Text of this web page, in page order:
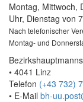
Montag, Mittwoch,
Uhr, Dienstag von
Nach telefonischer
Montag- und
• 4041 Linz
Telefon (+43 732)
• E-Mail bh-